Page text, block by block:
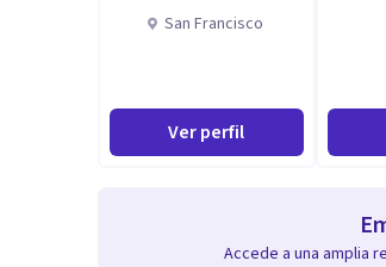
San Francisco
Ver perfil
Accede a una amplia